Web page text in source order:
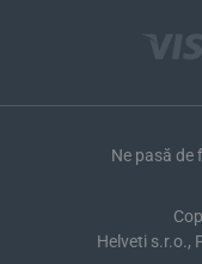
Ne pasă de
Helveti s.r.o.,